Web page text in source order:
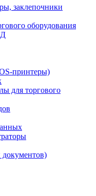
заклепочники
оборудования
принтеры)
для торгового